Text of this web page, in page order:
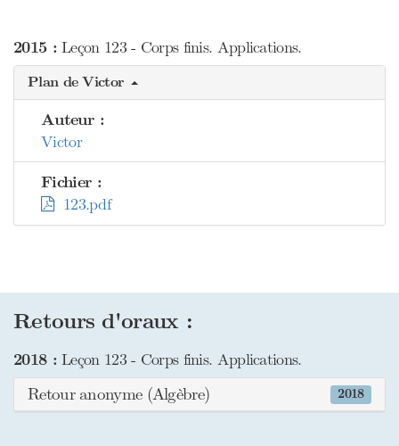
2015 :Leçon 123 - Corps finis. Applications.
Plan de Victor
Auteur :
Victor
Fichier :
123.pdf
Retours d'oraux :
2018 :Leçon 123 - Corps finis. Applications.
2018
Retour anonyme (Algèbre)